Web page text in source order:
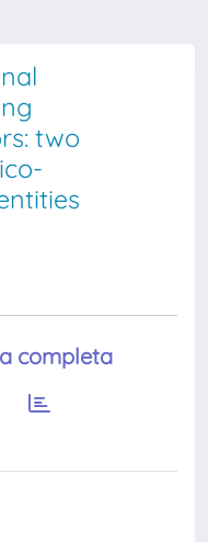
two
completa